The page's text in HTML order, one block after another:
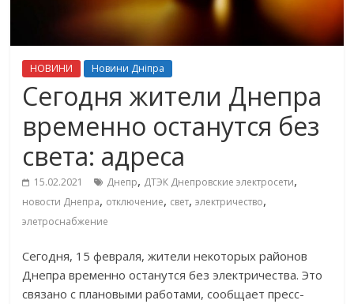
НОВИНИ Новини Дніпра
Сегодня жители Днепра
временно останутся без
света: адреса
15.02.2021 Днепр, ДТЭК Днепровские электросети,
новости Днепра, отключение, свет,электричество,
элетроснабжение
Сегодня, 15 февраля, жители некоторых районов
Днепра временно останутся без электричества. Это
связано с плановыми работами, сообщает пресс-